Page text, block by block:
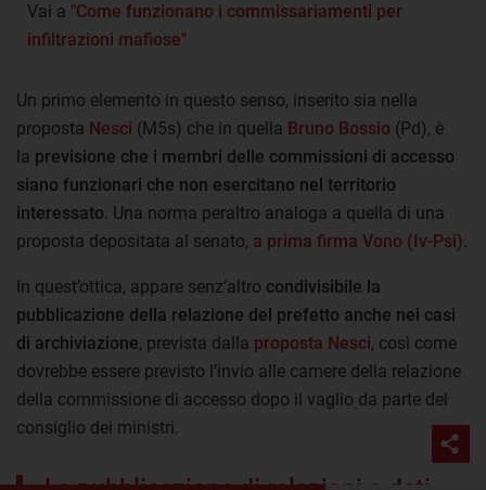
Vai a "Come funzionano i commissariamenti per
infiltrazioni mafiose"
Un primo elemento in questo senso, inserito sia nella
proposta Nesci (M5s) che in quella Bruno Bossio (Pd), è
la previsione che i membri delle commissioni di accesso
siano funzionari che non esercitano nel territorio
interessato. Una norma peraltro analoga a quella di una
proposta depositata al senato, a prima firma Vono (Iv-Psi).
In quest’ottica, appare senz’altro condivisibile la
pubblicazione della relazione del prefetto anche nei casi
di archiviazione, prevista dalla proposta Nesci, così come
dovrebbe essere previsto l’invio alle camere della relazione
della commissione di accesso dopo il vaglio da parte del
consiglio dei ministri.